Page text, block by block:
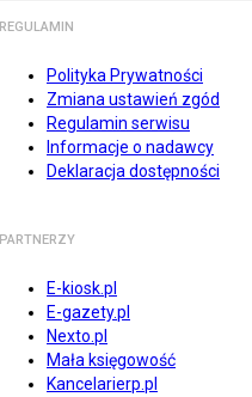
REGULAMIN
Polityka Prywatności
Zmiana ustawień zgód
Regulamin serwisu
Informacje o nadawcy
Deklaracja dostępności
PARTNERZY
E-kiosk.pl
E-gazety.pl
Nexto.pl
Mała księgowość
Kancelarierp.pl